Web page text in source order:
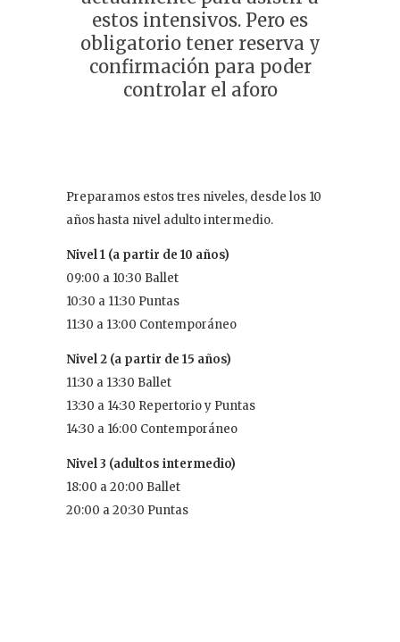
estos intensivos. Pero es
obligatorio tener reserva y
confirmación para poder
controlar el aforo
Preparamos estos tres niveles, desde los 10
años hasta nivel adulto intermedio.
Nivel 1 (a partir de 10 años)
09:00 a 10:30 Ballet
10:30 a 11:30 Puntas
11:30 a 13:00 Contemporáneo
Nivel 2 (a partir de 15 años)
11:30 a 13:30 Ballet
13:30 a 14:30 Repertorio y Puntas
14:30 a 16:00 Contemporáneo
Nivel 3 (adultos intermedio)
18:00 a 20:00 Ballet
20:00 a 20:30 Puntas